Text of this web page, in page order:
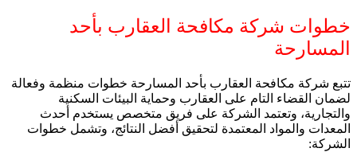
خطوات شركة مكافحة العقارب بأحد
المسارحة
تتبع شركة مكافحة العقارب بأحد المسارحة خطوات منظمة وفعالة
لضمان القضاء التام على العقارب وحماية البيئات السكنية
والتجارية، وتعتمد الشركة على فريق متخصص يستخدم أحدث
المعدات والمواد المعتمدة لتحقيق أفضل النتائج، وتشمل خطوات
الشركة: